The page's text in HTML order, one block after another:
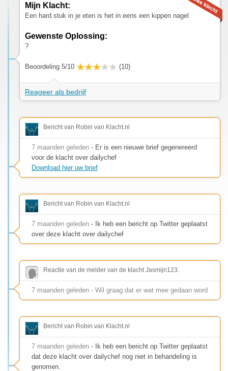
Mijn Klacht:
Een hard stuk in je eten is het in eens een kippen nagel
Gewenste Oplossing:
?
Beoordeling 5/10 (10)
Reageer als bedrijf
Bericht van Robin van Klacht.nl
7 maanden geleden - Er is een nieuwe brief gegenereerd
voor de klacht over dailychef
Download hier uw brief
Bericht van Robin van Klacht.nl
7 maanden geleden - Ik heb een bericht op Twitter geplaatst
over deze klacht over dailychef
Reactie van de melder van de klacht Jasmijn123.
7 maanden geleden - Wil graag dat er wat mee gedaan word
Bericht van Robin van Klacht.nl
7 maanden geleden - Ik heb een bericht op Twitter geplaatst
dat deze klacht over dailychef nog niet in behandeling is
genomen.